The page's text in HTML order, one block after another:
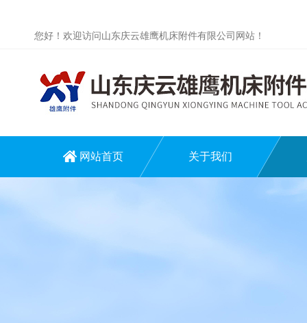
您好！欢迎访问山东庆云雄鹰机床附件有限公司网站！
网站首页 关于我们